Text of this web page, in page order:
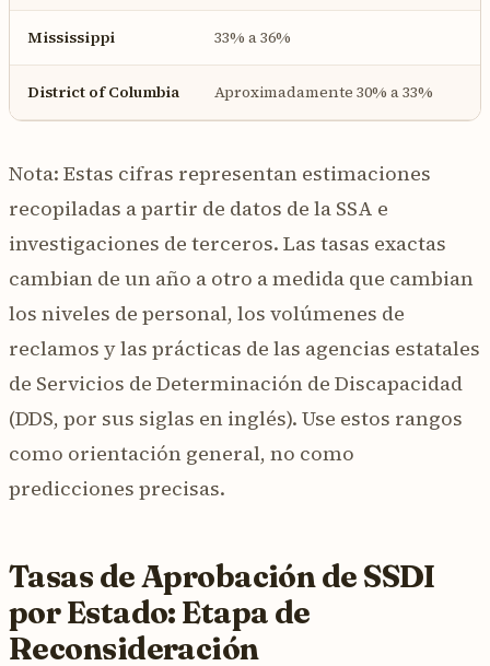
Mississippi 33% a 36%
District of Columbia Aproximadamente 30% a 33%
Nota: Estas cifras representan estimaciones
recopiladas a partir de datos de la SSA e
investigaciones de terceros. Las tasas exactas
cambian de un año a otro a medida que cambian
los niveles de personal, los volúmenes de
reclamos y las prácticas de las agencias estatales
de Servicios de Determinación de Discapacidad
(DDS, por sus siglas en inglés). Use estos rangos
como orientación general, no como
predicciones precisas.
Tasas de Aprobación de SSDI
por Estado: Etapa de
Reconsideración